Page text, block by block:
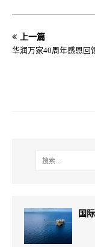
上一篇
华润万家40周年感恩回
国